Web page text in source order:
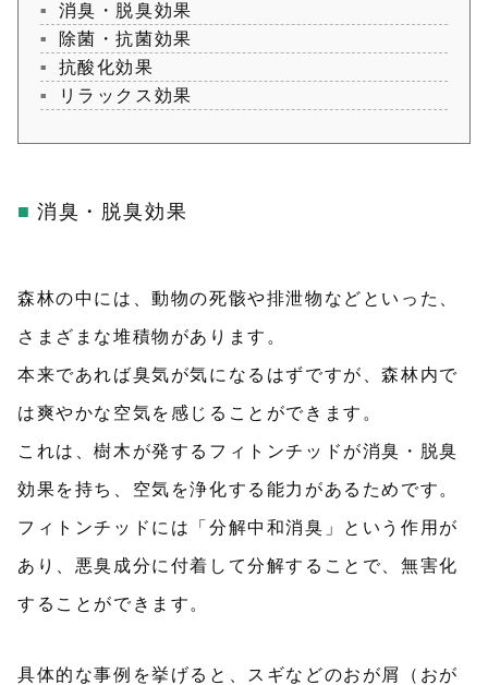
消臭・脱臭効果
除菌・抗菌効果
抗酸化効果
リラックス効果
消臭・脱臭効果
森林の中には、動物の死骸や排泄物などといった、
さまざまな堆積物があります。
本来であれば臭気が気になるはずですが、森林内で
は爽やかな空気を感じることができます。
これは、樹木が発するフィトンチッドが消臭・脱臭
効果を持ち、空気を浄化する能力があるためです。
フィトンチッドには「分解中和消臭」という作用が
あり、悪臭成分に付着して分解することで、無害化
することができます。
具体的な事例を挙げると、スギなどのおが屑（おが